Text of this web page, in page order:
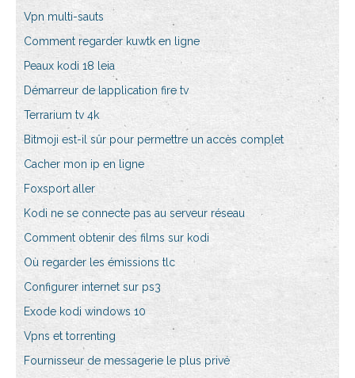
Vpn multi-sauts
Comment regarder kuwtk en ligne
Peaux kodi 18 leia
Démarreur de lapplication fire tv
Terrarium tv 4k
Bitmoji est-il sûr pour permettre un accès complet
Cacher mon ip en ligne
Foxsport aller
Kodi ne se connecte pas au serveur réseau
Comment obtenir des films sur kodi
Où regarder les émissions tlc
Configurer internet sur ps3
Exode kodi windows 10
Vpns et torrenting
Fournisseur de messagerie le plus privé